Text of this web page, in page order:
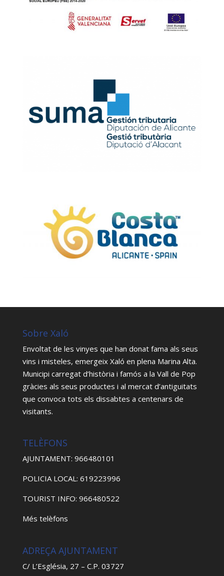
Sobre Xaló
Envoltat de les vinyes que han donat fama als seus
vins i misteles, emergeix Xaló en plena Marina Alta.
Municipi carregat d’història i famós a la Vall de Pop
gràcies als seus productes i al mercat d’antiguitats
que convoca tots els dissabtes a centenars de
visitants.
TELÈFONS
AJUNTAMENT: 966480101
POLICIA LOCAL: 619223996
TOURIST INFO: 966480522
Més telèfons
ADREÇA AJUNTAMENT
C/ L’Església, 27 – C.P. 03727